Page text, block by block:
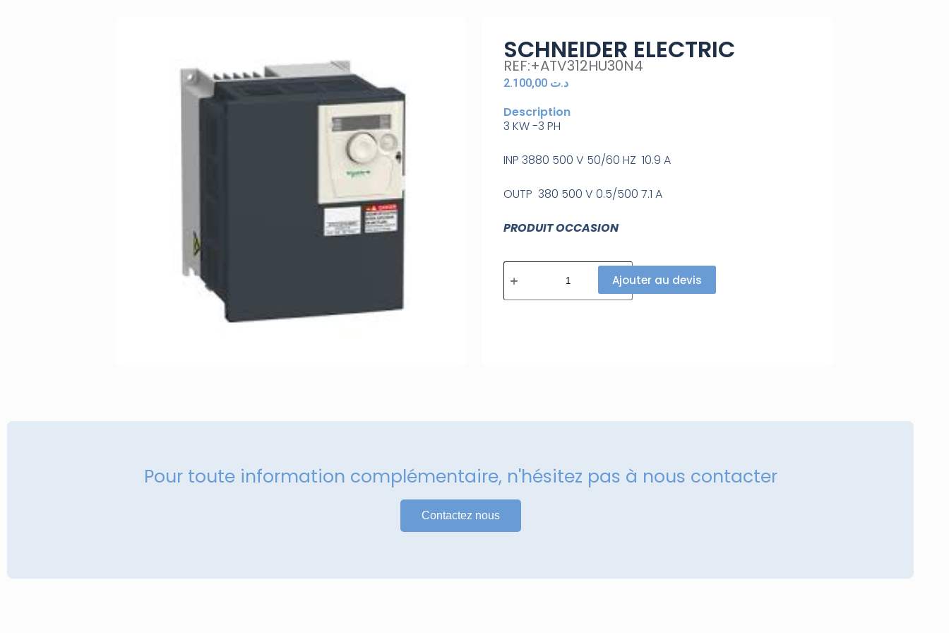
SCHNEIDER ELECTRIC
REF:+ATV312HU30N4
د.ت
Description
3 KW -3 PH
INP 3880 500 V 50/60 HZ 10.9 A
OUTP 380 500 V 0.5/500 7.1 A
PRODUIT OCCASION
Ajouter au devis
Pour toute information complémentaire, n'hésitez pas à nous contacter
Contactez nous